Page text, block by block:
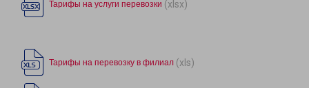
Тарифы на услуги перевозки (xlsx)
Тарифы на перевозку в филиал (xls)